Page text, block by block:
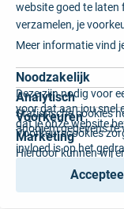
website goed te laten
verzamelen, je
Meer informatie vind
Noodzakelijk
Deze zijn nodig voor
voor dat aan jou snel
dat je onze website
Analytisch
Statistische cookies
anoniem gegevens te
Voorkeuren
Voorkeurscookies
invloed is op het
Marketing
Hierdoor kunnen wij
gepersonaliseerde